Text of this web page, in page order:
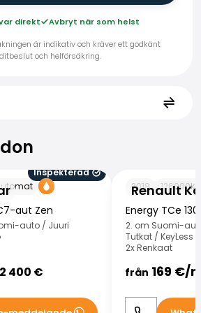
direkt
Avbryt när som helst
är indikativ och kräver ett godkänt
och helförsäkring.
Inspekterad
aut Zen
auto / Juuri
400 €
Renault
2018 126000
Energy TCe
2. om Suomi-
Tutkat / KeyLess
2x Renkaat
från 169 €/